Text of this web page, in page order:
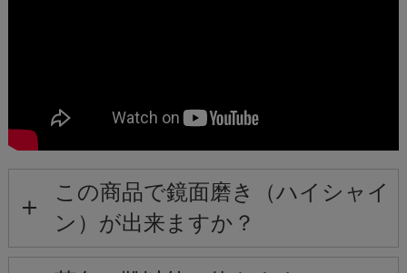
この商品で鏡面磨き（ハイシャイ
ン）が出来ますか？